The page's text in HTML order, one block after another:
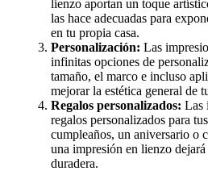
lienzo aportan un toque
las hace adecuadas para
en tu propia casa.
Personalización: Las
infinitas opciones de
tamaño, el marco e incluso
mejorar la estética general de
Regalos personalizados: Las
regalos personalizados para
cumpleaños, un aniversario o
una impresión en lienzo
duradera.